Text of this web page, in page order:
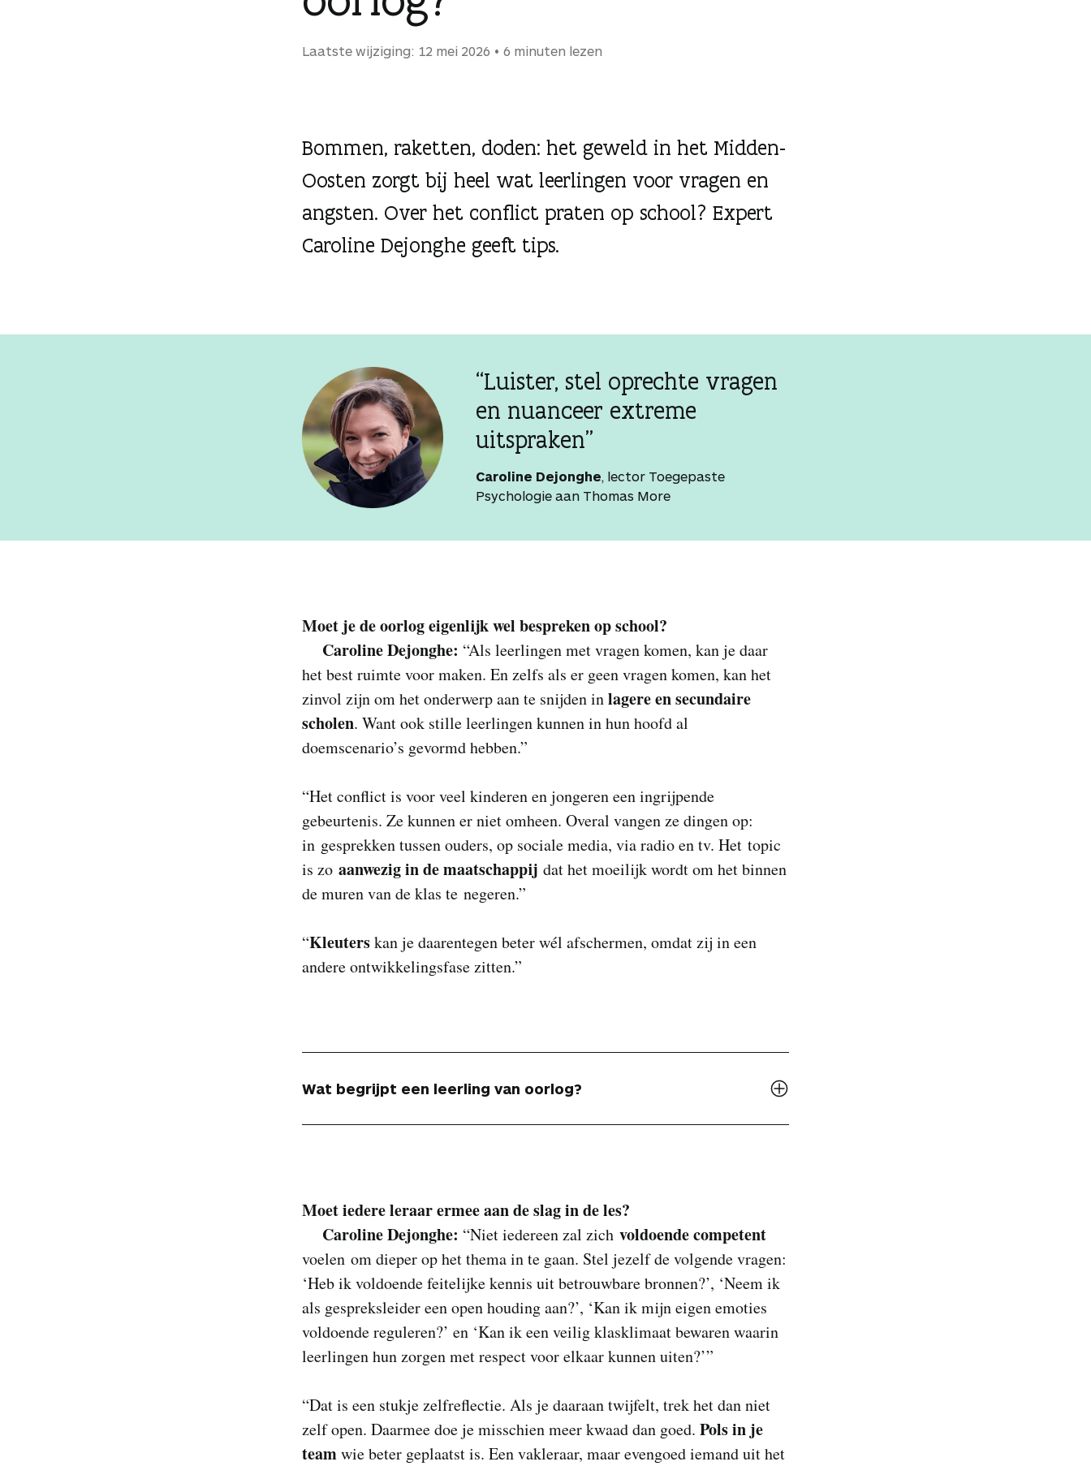
Laatste wijziging: 12 mei 2026 6 minuten lezen
Bommen, raketten, doden: het geweld in het Midden-
Oosten zorgt bij heel wat leerlingen voor vragen en
angsten. Over het conflict praten op school? Expert
Caroline Dejonghe geeft tips.
“Luister, stel oprechte vragen
en nuanceer extreme
uitspraken”
Caroline Dejonghe, lector Toegepaste
Psychologie aan Thomas More
Moet je de oorlog eigenlijk wel bespreken op school?
Caroline Dejonghe: “Als leerlingen met vragen komen, kan je daar
het best ruimte voor maken. En zelfs als er geen vragen komen, kan het
zinvol zijn om het onderwerp aan te snijden inlagere en secundaire
scholen. Want ook stille leerlingen kunnen in hun hoofd al
doemscenario’s gevormd hebben.”
“Het conflict is voor veel kinderen en jongeren een ingrijpende
gebeurtenis. Ze kunnen er niet omheen. Overal vangen ze dingen op:
in gesprekken tussen ouders, op sociale media, via radio en tv. Het topic
is zo aanwezig in de maatschappij dat het moeilijk wordt om het binnen
de muren van de klas te negeren.”
“Kleuterskan je daarentegen beter wél afschermen, omdat zij in een
andere ontwikkelingsfase zitten.”
Wat begrijpt een leerling van oorlog?
Moet iedere leraar ermee aan de slag in de les?
Caroline Dejonghe: “Niet iedereen zal zich voldoende competent
voelen om dieper op het thema in te gaan. Stel jezelf de volgende vragen:
‘Heb ik voldoende feitelijke kennis uit betrouwbare bronnen?’, ‘Neem ik
als gespreksleider een open houding aan?’, ‘Kan ik mijn eigen emoties
voldoende reguleren?’ en ‘Kan ik een veilig klasklimaat bewaren waarin
leerlingen hun zorgen met respect voor elkaar kunnen uiten?’”
“Dat is een stukje zelfreflectie. Als je daaraan twijfelt, trek het dan niet
zelf open. Daarmee doe je misschien meer kwaad dan goed. Pols in je
teamwie beter geplaatst is. Een vakleraar, maar evengoed iemand uit het